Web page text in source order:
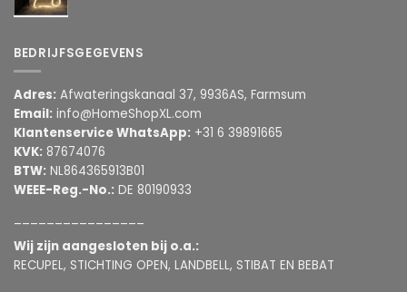
BEDRIJFSGEGEVENS
Adres: Afwateringskanaal 37, 9936AS, Farmsum
Email: info@HomeShopXL.com
Klantenservice WhatsApp: +31 6 39891665
KVK: 87674076
BTW: NL864365913B01
WEEE-Reg.-No.: DE 80190933
Wij zijn aangesloten bij o.a.:
RECUPEL, STICHTING OPEN, LANDBELL, STIBAT EN BEBAT